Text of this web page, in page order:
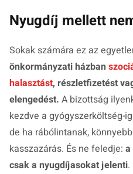
Nyugdíj mellett
Sokak számára ez az
önkormányzati házban
halasztást, részletfizetést
elengedést. A bizottság
kezdve a gyógyszerköltség-
de ha rábólintanak,
kasszazárás. És ne feledje: a
csak a nyugdíjasokat jelenti.